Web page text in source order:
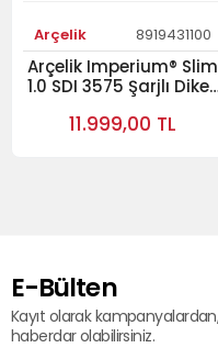
Arçelik 8919431100
Arçelik Imperium® Slim
1.0 SDI 3575 Şarjlı Dikey
11.999,00 TL
E-Bülten
Kayıt olarak
haberdar olabilirsiniz.